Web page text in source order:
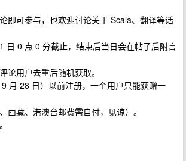
即可参与，也欢迎讨论关于 Scala、翻译等话
日 0 点 0 分截止，结束后当日会在帖子后附言
论用户去重后随机获取。
月 28 日）以前注册，一个用户只能获赠一
西藏、港澳台邮费需自付，见谅）。